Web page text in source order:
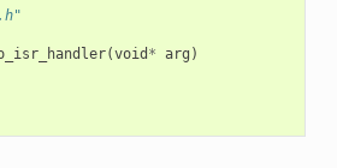
(void * arg )